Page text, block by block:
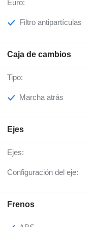
Euro:
Filtro antipartículas
Caja de cambios
Tipo:
Marcha atrás
Ejes
Ejes:
Configuración del eje:
Frenos